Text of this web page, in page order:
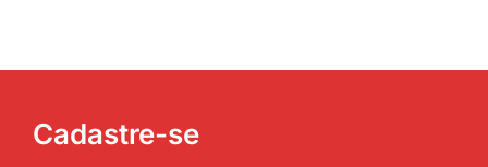
Cadastre-se